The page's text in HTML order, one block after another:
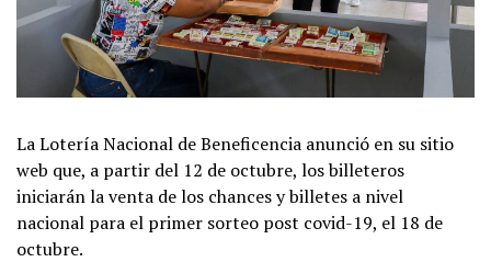
La Lotería Nacional de Beneficencia anunció en su sitio
web que, a partir del 12 de octubre, los billeteros
iniciarán la venta de los chances y billetes a nivel
nacional para el primer sorteo post covid-19, el 18 de
octubre.